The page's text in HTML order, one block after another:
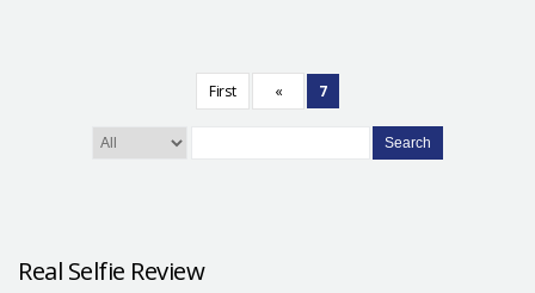
First « 7
Search
Real Selfie Review